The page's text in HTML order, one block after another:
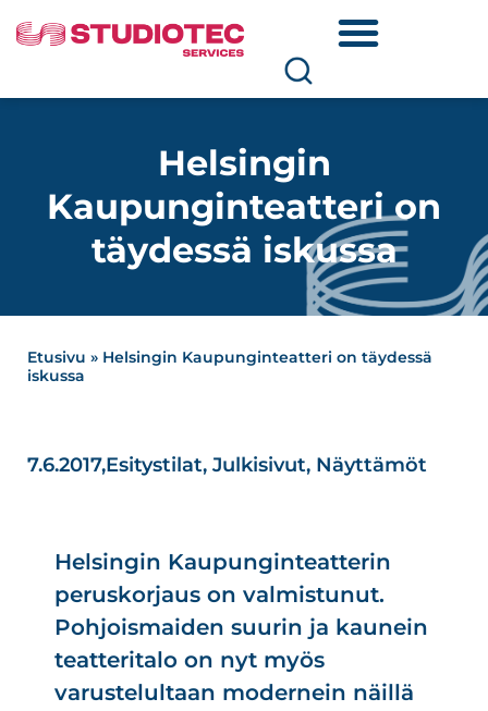
Helsingin
Kaupunginteatteri on
täydessä iskussa
Etusivu » Helsingin Kaupunginteatteri on täydessä
iskussa
7.6.2017,Esitystilat, Julkisivut, Näyttämöt
Helsingin Kaupunginteatterin
peruskorjaus on valmistunut.
Pohjoismaiden suurin ja kaunein
teatteritalo on nyt myös
varustelultaan modernein näillä